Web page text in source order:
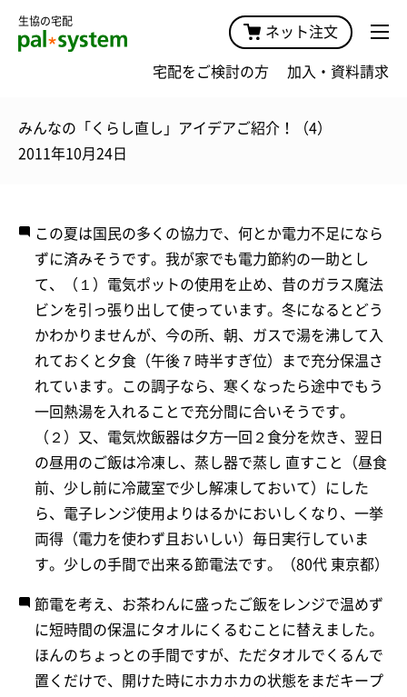
生協の宅配
ネット注文
宅配をご検討の方 加入・資料請求
みんなの「くらし直し」アイデアご紹介！（4）
2011年10月24日
この夏は国民の多くの協力で、何とか電力不足になら
ずに済みそうです。我が家でも電力節約の一助とし
て、（１）電気ポットの使用を止め、昔のガラス魔法
ビンを引っ張り出して使っています。冬になるとどう
かわかりませんが、今の所、朝、ガスで湯を沸して入
れておくと夕食（午後７時半すぎ位）まで充分保温さ
れています。この調子なら、寒くなったら途中でもう
一回熱湯を入れることで充分間に合いそうです。
（２）又、電気炊飯器は夕方一回２食分を炊き、翌日
の昼用のご飯は冷凍し、蒸し器で蒸し 直すこと（昼食
前、少し前に冷蔵室で少し解凍しておいて）にした
ら、電子レンジ使用よりはるかにおいしくなり、一挙
両得（電力を使わず且おいしい）毎日実行していま
す。少しの手間で出来る節電法です。（80代 東京都）
節電を考え、お茶わんに盛ったご飯をレンジで温めず
に短時間の保温にタオルにくるむことに替えました。
ほんのちょっとの手間ですが、ただタオルでくるんで
置くだけで、開けた時にホカホカの状態をまだキープ